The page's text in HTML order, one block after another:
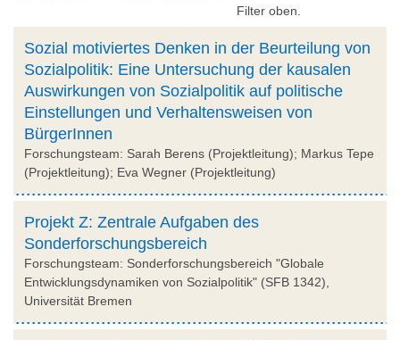
Filter oben.
Sozial motiviertes Denken in der Beurteilung von
Sozialpolitik: Eine Untersuchung der kausalen
Auswirkungen von Sozialpolitik auf politische
Einstellungen und Verhaltensweisen von
BürgerInnen
Forschungsteam: Sarah Berens (Projektleitung); Markus Tepe
(Projektleitung); Eva Wegner (Projektleitung)
Projekt Z: Zentrale Aufgaben des
Sonderforschungsbereich
Forschungsteam: Sonderforschungsbereich "Globale
Entwicklungsdynamiken von Sozialpolitik" (SFB 1342),
Universität Bremen